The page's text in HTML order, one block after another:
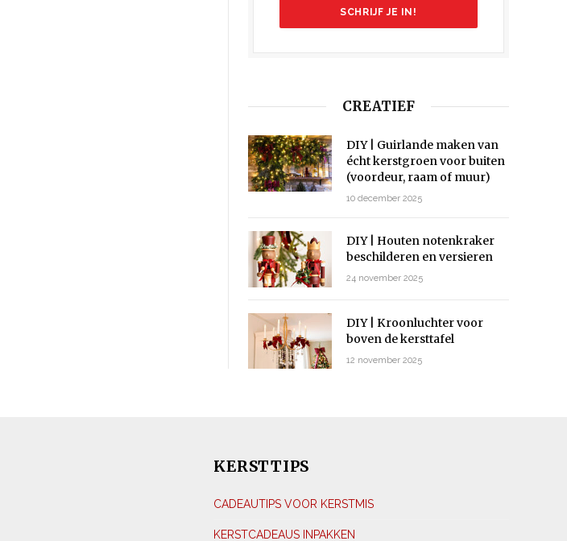
CREATIEF
DIY | Guirlande maken van
écht kerstgroen voor buiten
(voordeur, raam of muur)
10 december 2025
DIY | Houten notenkraker
beschilderen en versieren
24 november 2025
DIY | Kroonluchter voor
boven de kersttafel
12 november 2025
KERSTTIPS
CADEAUTIPS VOOR KERSTMIS
KERSTCADEAUS INPAKKEN